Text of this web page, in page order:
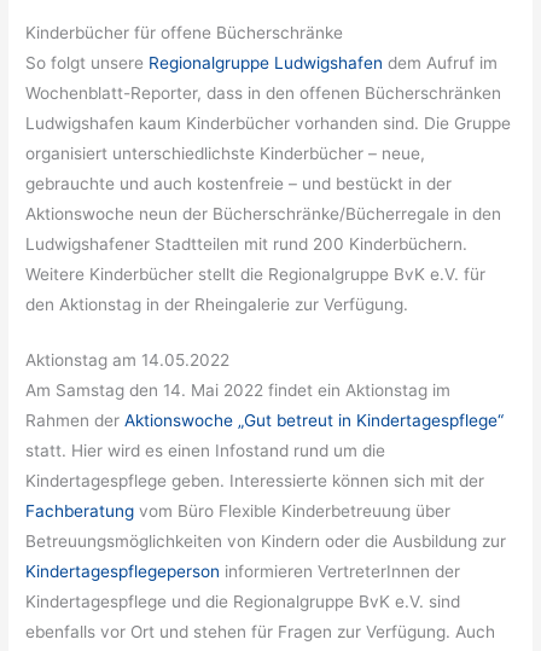
Kinderbücher für offene Bücherschränke
So folgt unsere Regionalgruppe Ludwigshafen dem Aufruf im
Wochenblatt-Reporter, dass in den offenen Bücherschränken
Ludwigshafen kaum Kinderbücher vorhanden sind. Die Gruppe
organisiert unterschiedlichste Kinderbücher – neue,
gebrauchte und auch kostenfreie – und bestückt in der
Aktionswoche neun der Bücherschränke/Bücherregale in den
Ludwigshafener Stadtteilen mit rund 200 Kinderbüchern.
Weitere Kinderbücher stellt die Regionalgruppe BvK e.V. für
den Aktionstag in der Rheingalerie zur Verfügung.
Aktionstag am 14.05.2022
Am Samstag den 14. Mai 2022 findet ein Aktionstag im
Rahmen derAktionswoche „Gut betreut in Kindertagespflege“
statt. Hier wird es einen Infostand rund um die
Kindertagespflege geben. Interessierte können sich mit der
Fachberatung vom Büro Flexible Kinderbetreuung über
Betreuungsmöglichkeiten von Kindern oder die Ausbildung zur
Kindertagespflegeperson informieren VertreterInnen der
Kindertagespflege und die Regionalgruppe BvK e.V. sind
ebenfalls vor Ort und stehen für Fragen zur Verfügung. Auch